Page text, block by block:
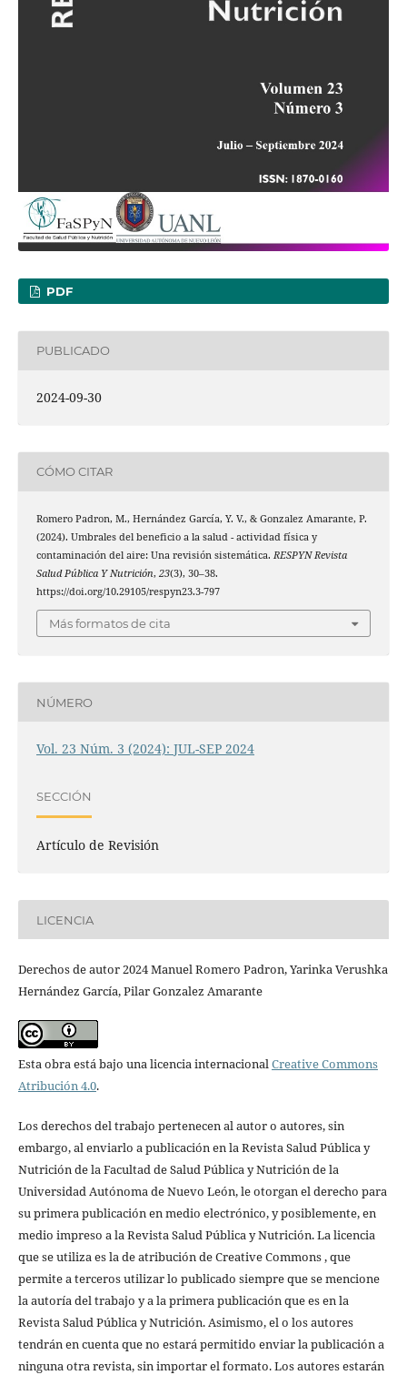
PDF
PUBLICADO
2024-09-30
CÓMO CITAR
Romero Padron, M., Hernández García, Y. V., & Gonzalez Amarante, P.
(2024). Umbrales del beneficio a la salud - actividad física y
contaminación del aire: Una revisión sistemática. RESPYN Revista
Salud Pública Y Nutrición, 23(3), 30–38.
https://doi.org/10.29105/respyn23.3-797
Más formatos de cita
NÚMERO
Vol. 23 Núm. 3 (2024): JUL-SEP 2024
SECCIÓN
Artículo de Revisión
LICENCIA
Derechos de autor 2024 Manuel Romero Padron, Yarinka Verushka
Hernández García, Pilar Gonzalez Amarante
Esta obra está bajo una licencia internacional Creative Commons
Atribución 4.0.
Los derechos del trabajo pertenecen al autor o autores, sin
embargo, al enviarlo a publicación en la Revista Salud Pública y
Nutrición de la Facultad de Salud Pública y Nutrición de la
Universidad Autónoma de Nuevo León, le otorgan el derecho para
su primera publicación en medio electrónico, y posiblemente, en
medio impreso a la Revista Salud Pública y Nutrición. La licencia
que se utiliza es la de atribución de Creative Commons , que
permite a terceros utilizar lo publicado siempre que se mencione
la autoría del trabajo y a la primera publicación que es en la
Revista Salud Pública y Nutrición. Asimismo, el o los autores
tendrán en cuenta que no estará permitido enviar la publicación a
ninguna otra revista, sin importar el formato. Los autores estarán